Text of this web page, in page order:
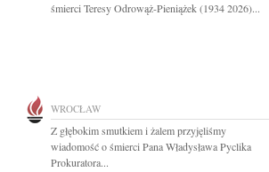
śmierci Teresy Odrowąż-Pieniążek (1934 2026)...
WROCŁAW
Z głębokim smutkiem i żalem przyjęliśmy
wiadomość o śmierci Pana Władysława Pyclika
Prokuratora...